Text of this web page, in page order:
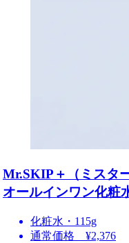
Mr.SKIP＋（ミスタ
オールインワン化粧
化粧水・115g
通常価格 ¥2,376